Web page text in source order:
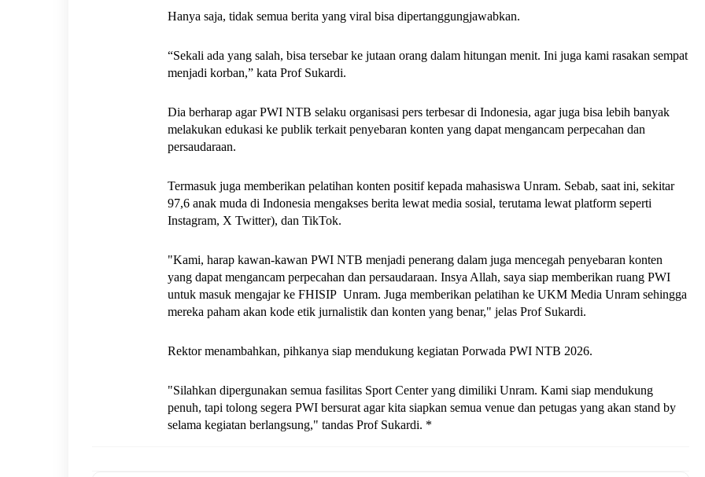
Hanya saja, tidak semua berita yang viral bisa dipertanggungjawabkan.
“Sekali ada yang salah, bisa tersebar ke jutaan orang dalam hitungan menit. Ini juga kami rasakan sempat
menjadi korban,” kata Prof Sukardi.
Dia berharap agar PWI NTB selaku organisasi pers terbesar di Indonesia, agar juga bisa lebih banyak
melakukan edukasi ke publik terkait penyebaran konten yang dapat mengancam perpecahan dan
persaudaraan.
Termasuk juga memberikan pelatihan konten positif kepada mahasiswa Unram. Sebab, saat ini, sekitar
97,6 anak muda di Indonesia mengakses berita lewat media sosial, terutama lewat platform seperti
Instagram, X Twitter), dan TikTok.
"Kami, harap kawan-kawan PWI NTB menjadi penerang dalam juga mencegah penyebaran konten
yang dapat mengancam perpecahan dan persaudaraan. Insya Allah, saya siap memberikan ruang PWI
untuk masuk mengajar ke FHISIP  Unram. Juga memberikan pelatihan ke UKM Media Unram sehingga
mereka paham akan kode etik jurnalistik dan konten yang benar," jelas Prof Sukardi.
Rektor menambahkan, pihkanya siap mendukung kegiatan Porwada PWI NTB 2026.
"Silahkan dipergunakan semua fasilitas Sport Center yang dimiliki Unram. Kami siap mendukung
penuh, tapi tolong segera PWI bersurat agar kita siapkan semua venue dan petugas yang akan stand by
selama kegiatan berlangsung," tandas Prof Sukardi. *